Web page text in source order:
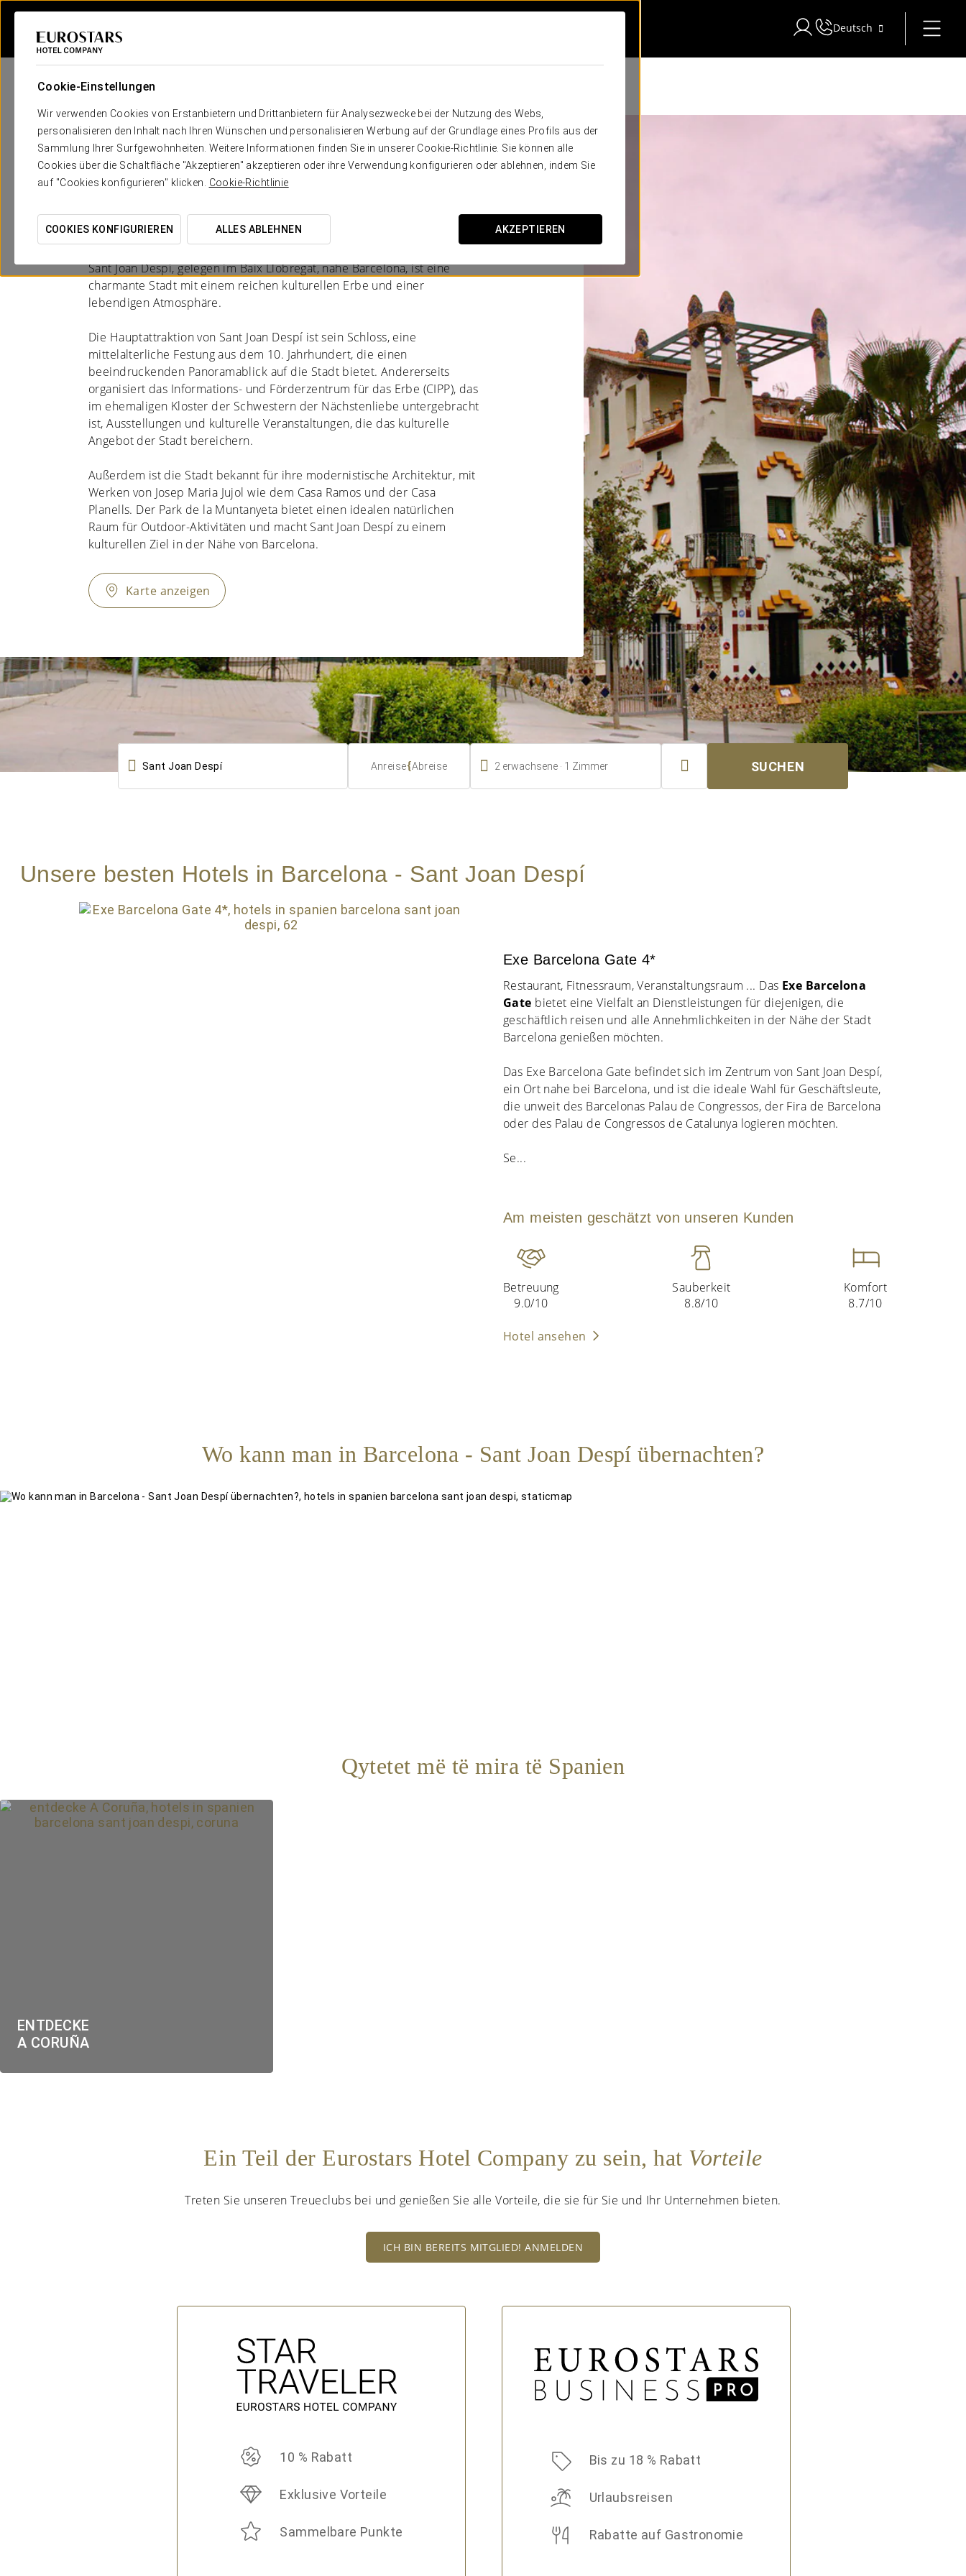
Cookie-Einstellungen
Wir verwenden Cookies von Erstanbietern und Drittanbietern für Analysezwecke bei der Nutzung des Webs,
personalisieren den Inhalt nach Ihren Wünschen und personalisieren Werbung auf der Grundlage eines Profils aus der
Sammlung Ihrer Surfgewohnheiten. Weitere Informationen finden Sie in unserer Cookie-Richtlinie. Sie können alle
Cookies über die Schaltfläche "Akzeptieren" akzeptieren oder ihre Verwendung konfigurieren oder ablehnen, indem Sie
auf "Cookies konfigurieren" klicken. Cookie-Richtlinie
COOKIES KONFIGURIEREN ALLES ABLEHNEN AKZEPTIEREN
Bei Star Traveler oder Corporate
Deutsch
Hotele në Barcelona - Sant Joan
EIN REISEZIEL MIT WURZELN
Sant Joan Despí, gelegen im Baix Llobregat, nahe Barcelona, ist eine
charmante Stadt mit einem reichen kulturellen Erbe und einer
lebendigen Atmosphäre.
Die Hauptattraktion von Sant Joan Despí ist sein Schloss, eine
mittelalterliche Festung aus dem 10. Jahrhundert, die einen
beeindruckenden Panoramablick auf die Stadt bietet. Andererseits
organisiert das Informations- und Förderzentrum für das Erbe (CIPP), das
im ehemaligen Kloster der Schwestern der Nächstenliebe untergebracht
ist, Ausstellungen und kulturelle Veranstaltungen, die das kulturelle
Angebot der Stadt bereichern.
Außerdem ist die Stadt bekannt für ihre modernistische Architektur, mit
Werken von Josep Maria Jujol wie dem Casa Ramos und der Casa
Planells. Der Park de la Muntanyeta bietet einen idealen natürlichen
Raum für Outdoor-Aktivitäten und macht Sant Joan Despí zu einem
kulturellen Ziel in der Nähe von Barcelona.
Karte anzeigen
 Anreise{Abreise  2 erwachsene 1 Zimmer  SUCHEN
Unsere besten Hotels in Barcelona - Sant Joan Despí
Exe Barcelona Gate 4*
Restaurant, Fitnessraum, Veranstaltungsraum ... Das Exe Barcelona
Gate bietet eine Vielfalt an Dienstleistungen für diejenigen, die
geschäftlich reisen und alle Annehmlichkeiten in der Nähe der Stadt
Barcelona genießen möchten.
Das Exe Barcelona Gate befindet sich im Zentrum von Sant Joan Despí,
ein Ort nahe bei Barcelona, und ist die ideale Wahl für Geschäftsleute,
die unweit des Barcelonas Palau de Congressos, der Fira de Barcelona
oder des Palau de Congressos de Catalunya logieren möchten.
Se...
Am meisten geschätzt von unseren Kunden
Betreuung
9.0/10
Sauberkeit
8.8/10
Komfort
8.7/10
Hotel ansehen
Wo kann man in Barcelona - Sant Joan Despí übernachten?
Qytetet më të mira të Spanien
ENTDECKE
A CORUÑA
Ein Teil der Eurostars Hotel Company zu sein, hat Vorteile
Treten Sie unseren Treueclubs bei und genießen Sie alle Vorteile, die sie für Sie und Ihr Unternehmen bieten.
ICH BIN BEREITS MITGLIED! ANMELDEN
10 % Rabatt
Exklusive Vorteile
Sammelbare Punkte
Bis zu 18 % Rabatt
Urlaubsreisen
Rabatte auf Gastronomie